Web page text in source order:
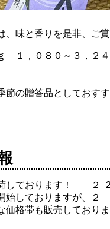
、味と香りを是非、ご賞
１，０８０～３，２
節の贈答品としておすす
しております！ ２
始しておりますが、２
価格帯も販売しておりま